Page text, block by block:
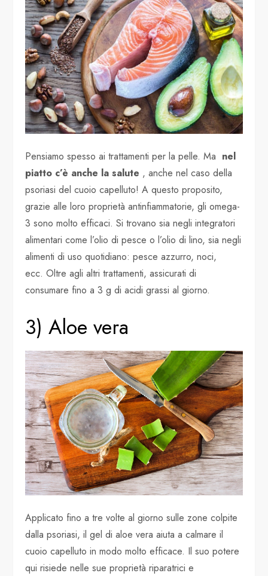
Pensiamo spesso ai trattamenti per la pelle. Ma nel
piatto c’è anche la salute , anche nel caso della
psoriasi del cuoio capelluto! A questo proposito,
grazie alle loro proprietà antinfiammatorie, gli omega-
3 sono molto efficaci. Si trovano sia negli integratori
alimentari come l’olio di pesce o l’olio di lino, sia negli
alimenti di uso quotidiano: pesce azzurro, noci,
ecc. Oltre agli altri trattamenti, assicurati di
consumare fino a 3 g di acidi grassi al giorno.
3) Aloe vera
Applicato fino a tre volte al giorno sulle zone colpite
dalla psoriasi, il gel di aloe vera aiuta a calmare il
cuoio capelluto in modo molto efficace. Il suo potere
qui risiede nelle sue proprietà riparatrici e